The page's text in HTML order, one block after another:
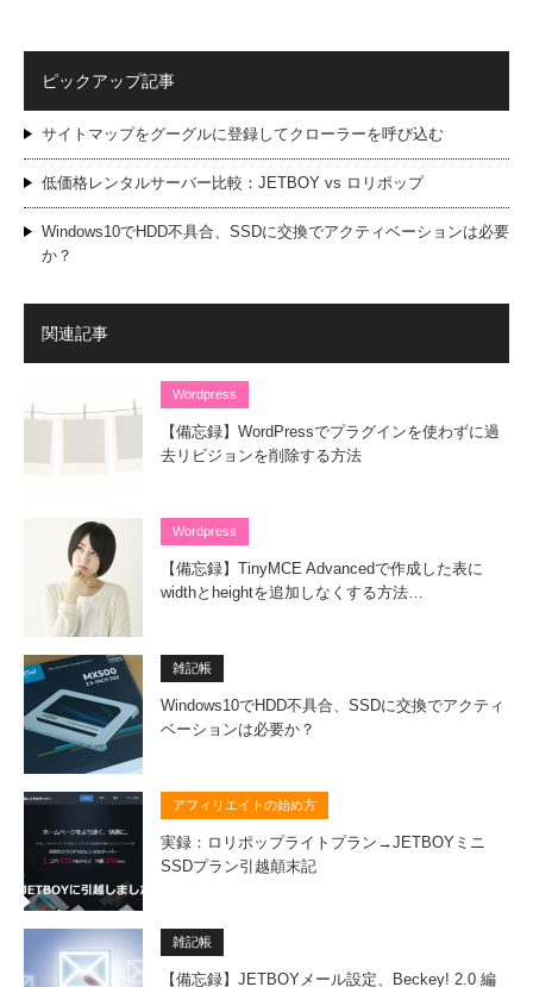
ピックアップ記事
サイトマップをグーグルに登録してクローラーを呼び込む
低価格レンタルサーバー比較：JETBOY vs ロリポップ
Windows10でHDD不具合、SSDに交換でアクティベーションは必要
か？
関連記事
Wordpress
【備忘録】WordPressでプラグインを使わずに過
去リビジョンを削除する方法
Wordpress
【備忘録】TinyMCE Advancedで作成した表に
widthとheightを追加しなくする方法…
雑記帳
Windows10でHDD不具合、SSDに交換でアクティ
ベーションは必要か？
アフィリエイトの始め方
実録：ロリポップライトプラン→JETBOYミニ
SSDプラン引越顛末記
雑記帳
【備忘録】JETBOYメール設定、Beckey! 2.0 編